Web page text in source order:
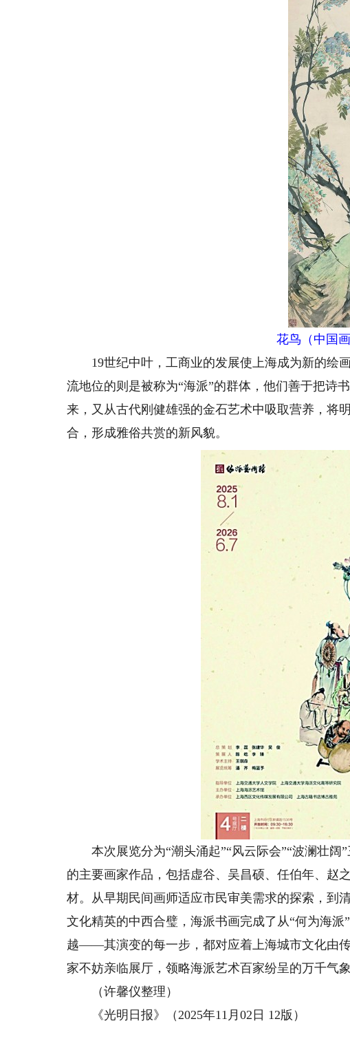
花鸟（中国
19世纪中叶，工商业的发展使上海成为新的绘
流地位的则是被称为“海派”的群体，他们善于把诗
来，又从古代刚健雄强的金石艺术中吸取营养，将
合，形成雅俗共赏的新风貌。
本次展览分为“潮头涌起”“风云际会”“波澜壮阔
的主要画家作品，包括虚谷、吴昌硕、任伯年、赵
材。从早期民间画师适应市民审美需求的探索，到
文化精英的中西合璧，海派书画完成了从“何为海派
越——其演变的每一步，都对应着上海城市文化由
家不妨亲临展厅，领略海派艺术百家纷呈的万千气象
（许馨仪整理）
《光明日报》（2025年11月02日 12版）